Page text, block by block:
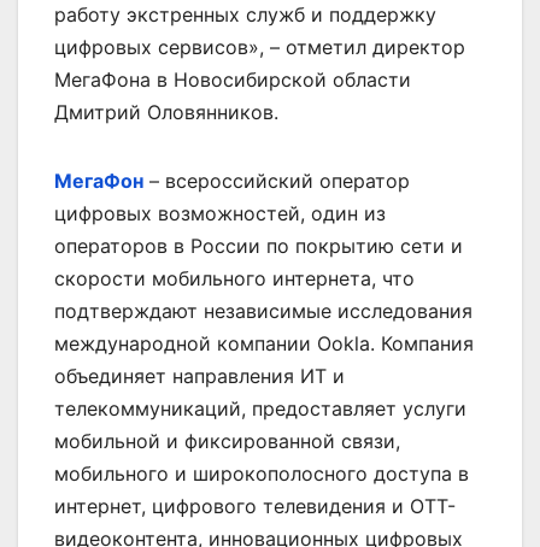
работу экстренных служб и поддержку
цифровых сервисов», – отметил директор
МегаФона в Новосибирской области
Дмитрий Оловянников.
МегаФон – всероссийский оператор
цифровых возможностей, один из
операторов в России по покрытию сети и
скорости мобильного интернета, что
подтверждают независимые исследования
международной компании Ookla. Компания
объединяет направления ИТ и
телекоммуникаций, предоставляет услуги
мобильной и фиксированной связи,
мобильного и широкополосного доступа в
интернет, цифрового телевидения и OTT-
видеоконтента, инновационных цифровых